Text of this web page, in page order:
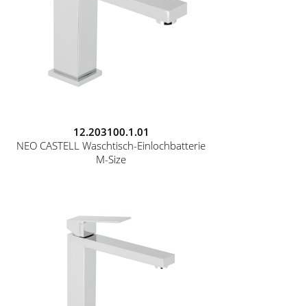
12.203100.1.01
NEO CASTELL Waschtisch-Einlochbatterie
M-Size